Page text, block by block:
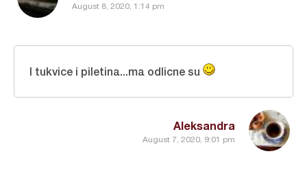
August 8, 2020, 1:14 pm
Aleksandra
August 7, 2020, 9:01 pm
I tukvice i piletina...ma odlicne su